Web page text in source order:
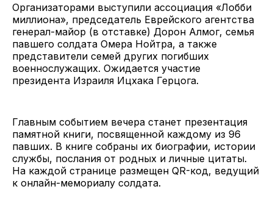
Организаторами выступили ассоциация «Лобби
миллиона», председатель Еврейского агентства
генерал-майор (в отставке) Дорон Алмог, семья
павшего солдата Омера Нойтра, а также
представители семей других погибших
военнослужащих. Ожидается участие
президента Израиля Ицхака Герцога.
Главным событием вечера станет презентация
памятной книги, посвященной каждому из 96
павших. В книге собраны их биографии, истории
службы, послания от родных и личные цитаты.
На каждой странице размещен QR-код, ведущий
к онлайн-мемориалу солдата.